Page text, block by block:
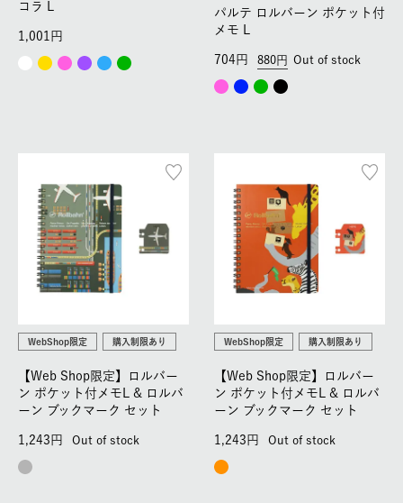
コラ L
1,001
パルテ ロルバーン ポケット付
メモ L
880
704 Out of stock
WebShop限定 購入制限あり
【Web Shop限定】ロルバー
ン ポケット付メモL & ロルバ
ーン ブックマーク セット
1,243 Out of stock
WebShop限定 購入制限あり
【Web Shop限定】ロルバー
ン ポケット付メモL & ロルバ
ーン ブックマーク セット
1,243 Out of stock